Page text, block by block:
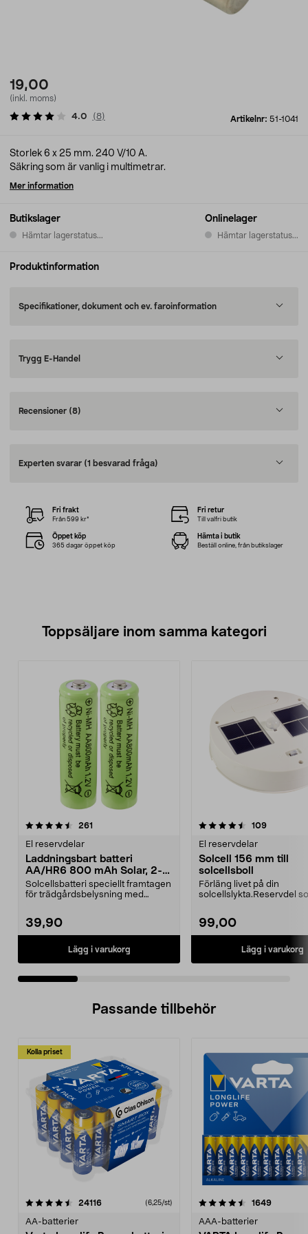
19,00
(inkl. moms)
Artikelnr: 51-1041
4.0 (8)
Butikslager
Hämtar lagerstatus...
Onlinelager
Hämtar lagerstatus...
Storlek 6 x 25 mm. 240 V/10 A.
Säkring som är vanlig i multimetrar.
Mer information
Produktinformation
Specifikationer, dokument och ev. faroinformation
Trygg E-Handel
Recensioner (8)
Experten svarar (1 besvarad fråga)
Fri frakt
Från 599 kr*
Fri retur
Till valfri butik
Öppet köp
365 dagar öppet köp
Hämta i butik
Beställ online, från butikslager
Toppsäljare inom samma kategori
261
El reservdelar
Laddningsbart batteri
AA/HR6 800 mAh Solar, 2-
pack
Solcellsbatteri speciellt framtagen
för trädgårdsbelysning med
39,90
Lägg i varukorg
4.5 av 5 stjärnor 109
El reservdelar
Solcell 156 mm till
solcellsboll
Förläng livet på din
solcellslykta.Reservdel
99,00
Lägg i varukorg
4.0 av 5 stjärnor
Passande tillbehör
Kolla priset
24116recensioner(6,25/st)
AA-batterier
4.5av 5 stjärnor 1649
AAA-batterier
4.5av 5 stjärnor